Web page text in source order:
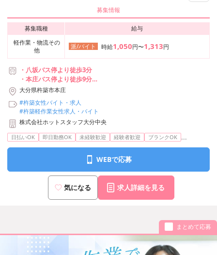
募集情報
募集職種
給与
軽作業・物流その
他
派/バイト 時給1,050円〜1,313円
・八坂バス停より徒歩3分
・本庄バス停より徒歩9分
・熊丸バス停より徒歩12分
大分県杵築市本庄
#杵築女性バイト・求人
#杵築軽作業女性求人・バイト
株式会社ホットスタッフ大分中央
日払いOK 即日勤務OK 未経験歓迎 経験者歓迎 ブランクOK ...
WEBで応募
気になる 求人詳細を見る
まとめて応募